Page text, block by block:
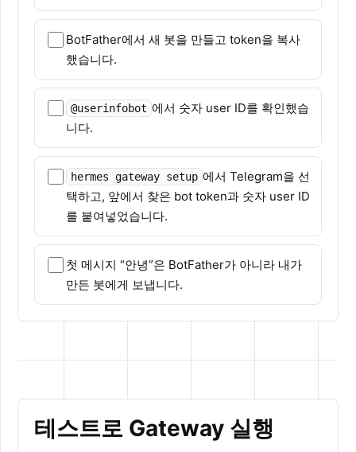
BotFather에서 새 봇을 만들고 token을 복사
했습니다.
@userinfobot 에서 숫자 user ID를 확인했습
니다.
hermes gateway setup 에서 Telegram을 선
택하고, 앞에서 찾은 bot token과 숫자 user ID
를 붙여넣었습니다.
첫 메시지 “안녕”은 BotFather가 아니라 내가
만든 봇에게 보냅니다.
테스트로 Gateway 실행